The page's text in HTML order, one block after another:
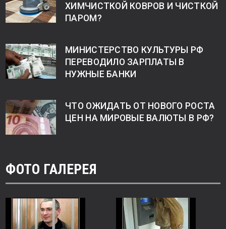
ХИМЧИСТКОЙ КОВРОВ И ЧИСТКОЙ
ПАРОМ?
МИНИСТЕРСТВО КУЛЬТУРЫ РФ
ПЕРЕВОДИЛО ЗАРПЛАТЫ В
НУЖНЫЕ БАНКИ
ЧТО ОЖИДАТЬ ОТ НОВОГО РОСТА
ЦЕН НА МИРОВЫЕ ВАЛЮТЫ В РФ?
ФОТО ГАЛЕРЕЯ